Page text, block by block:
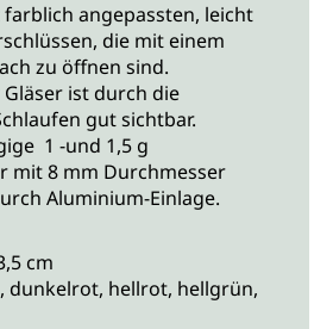
angepassten, leicht
die mit einem
zu öffnen sind.
ist durch die
gut sichtbar.
1 -und 1,5 g
mit 8 mm Durchmesser
Aluminium-Einlage.
cm
dunkelrot, hellrot, hellgrün,